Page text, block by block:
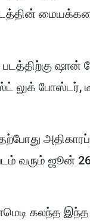
படத்திற்கு
போஸ்டர்,
வரும் ஜூன்
கலந்த